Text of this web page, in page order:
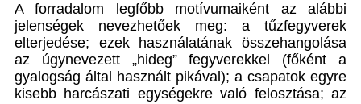
A forradalom legfőbb motívumaiként az alábbi
jelenségek nevezhetőek meg: a tűzfegyverek
elterjedése; ezek használatának összehangolása
az úgynevezett „hideg” fegyverekkel (főként a
gyalogság által használt pikával); a csapatok egyre
kisebb harcászati egységekre való felosztása; az